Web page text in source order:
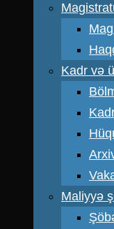
Kadr və
Maliyyə